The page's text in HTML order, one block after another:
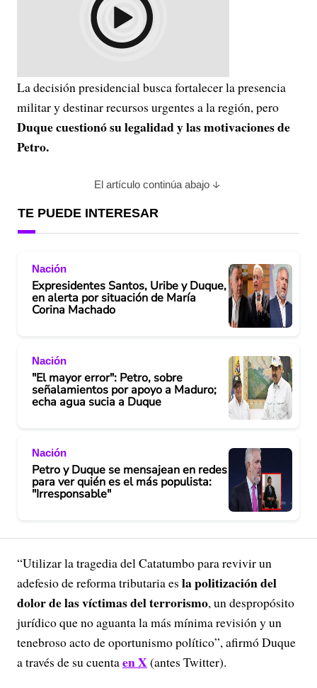
La decisión presidencial busca fortalecer la presencia
militar y destinar recursos urgentes a la región, pero
Duque cuestionó su legalidad y las motivaciones de
Petro.
El artículo continúa abajo
TE PUEDE INTERESAR
Nación
Expresidentes Santos, Uribe y Duque,
en alerta por situación de María
Corina Machado
Nación
"El mayor error": Petro, sobre
señalamientos por apoyo a Maduro;
echa agua sucia a Duque
Nación
Petro y Duque se mensajean en redes
para ver quién es el más populista:
"Irresponsable"
“Utilizar la tragedia del Catatumbo para revivir un
adefesio de reforma tributaria es la politización del
dolor de las víctimas del terrorismo, un despropósito
jurídico que no aguanta la más mínima revisión y un
tenebroso acto de oportunismo político”, afirmó Duque
a través de su cuentaen X(antes Twitter).